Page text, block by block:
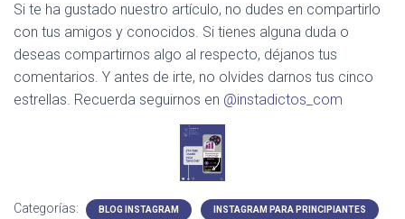
Si te ha gustado nuestro artículo, no dudes en compartirlo
con tus amigos y conocidos. Si tienes alguna duda o
deseas compartirnos algo al respecto, déjanos tus
comentarios. Y antes de irte, no olvides darnos tus cinco
estrellas. Recuerda seguirnos en @instadictos_com
Categorías: BLOG INSTAGRAM INSTAGRAM PARA PRINCIPIANTES